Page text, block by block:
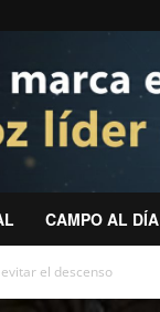
CAMPO AL DÍA
el descenso